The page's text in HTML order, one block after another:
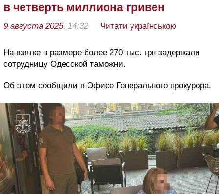
в четверть миллиона гривен
9 августа 2025, 14:32 Читати українською
На взятке в размере более 270 тыс. грн задержали
сотрудницу Одесской таможни.
Об этом сообщили в Офисе Генерального прокурора.